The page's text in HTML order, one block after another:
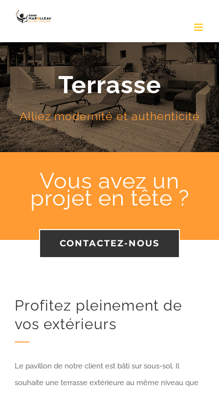
Passer
contenu
Terrasse
Alliez modernité et authenticité
Vous avez un
projet en tête ?
CONTACTEZ-NOUS
Profitez pleinement de
vos extérieurs
Le pavillon de notre client est bâti sur sous-sol. Il
souhaite une terrasse extérieure au même niveau que